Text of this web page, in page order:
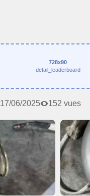
728x90
detail_leaderboard
17/06/2025 152 vues